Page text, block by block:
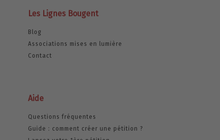
Les Lignes Bougent
Blog
Associations mises en lumière
Contact
Aide
Questions fréquentes
Guide : comment créer une pétition ?